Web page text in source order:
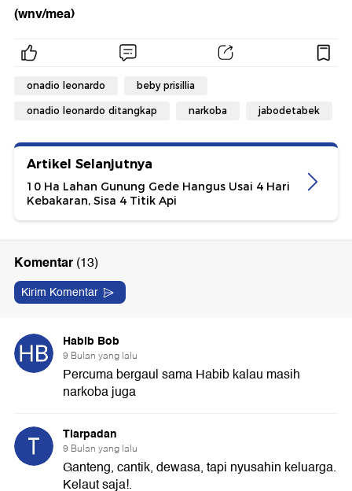
(wnv/mea)
onadio leonardo beby prisillia
onadio leonardo ditangkap narkoba jabodetabek
Artikel Selanjutnya
10 Ha Lahan Gunung Gede Hangus Usai 4 Hari
Kebakaran, Sisa 4 Titik Api